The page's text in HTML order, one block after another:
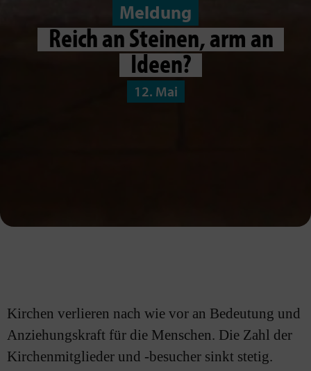
Meldung
Reich an Steinen, arm an
Ideen?
12. Mai
Kirchen verlieren nach wie vor an Bedeutung und
Anziehungskraft für die Menschen. Die Zahl der
Kirchenmitglieder und -besucher sinkt stetig.